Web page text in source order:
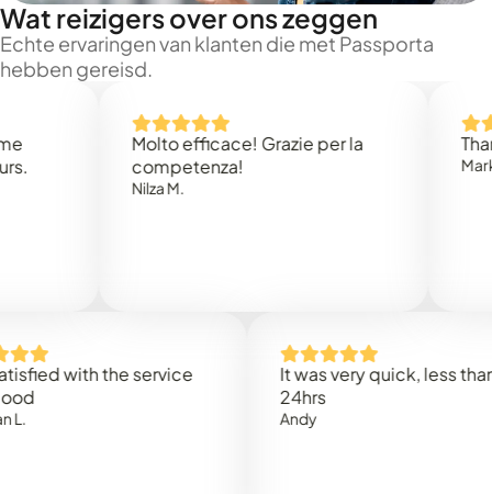
Wat reizigers over ons zeggen
Echte ervaringen van klanten die met Passporta
hebben gereisd.
Molto efficace! Grazie per la
competenza!
Nilza M.
Thank
Mark N.
with the service
It was very quick, less than